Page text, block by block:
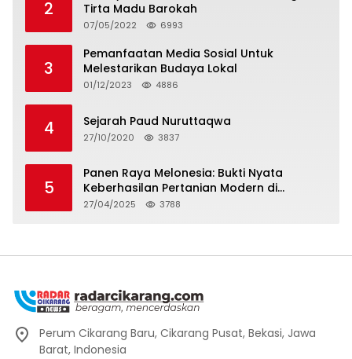
2
Tirta Madu Barokah
07/05/2022 6993
3
Pemanfaatan Media Sosial Untuk
Melestarikan Budaya Lokal
01/12/2023 4886
4 Sejarah Paud Nuruttaqwa
27/10/2020 3837
5
Panen Raya Melonesia: Bukti Nyata
Keberhasilan Pertanian Modern di
Kabupaten Bekasi
27/04/2025 3788
Perum Cikarang Baru, Cikarang Pusat, Bekasi, Jawa
Barat, Indonesia